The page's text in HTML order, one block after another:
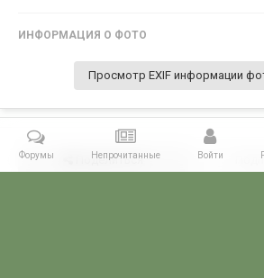
ИНФОРМАЦИЯ О ФОТО
Просмотр EXIF информации
Поделиться
Форумы Непрочитанные Войти